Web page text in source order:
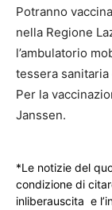
Potranno
nella Regione
l’ambulatorio
tessera sanitaria
Per la
Janssen.
*Le notizie del
condizione di
inliberauscita e